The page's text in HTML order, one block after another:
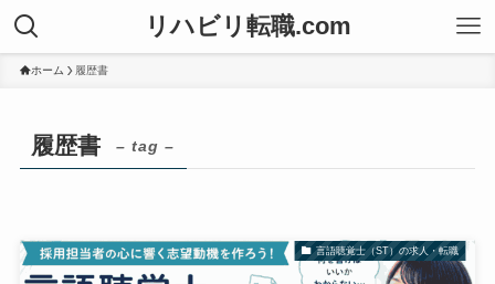
リハビリ転職.com
ホーム 履歴書
履歴書 – tag –
言語聴覚士（ST）の求人・転職